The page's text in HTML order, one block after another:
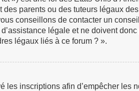
parents ou des tuteurs légaux
conseillons de contacter un
légale et ne doivent
légaux liés à ce forum ? ».
les inscriptions afin d’empêcher